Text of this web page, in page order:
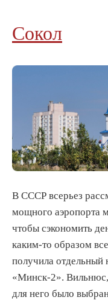
Сокол
В СССР всерьез
мощного аэропорта
чтобы сэкономить
каким-то образом
получила отдельный
«Минск-2». Вильнюс,
для него было